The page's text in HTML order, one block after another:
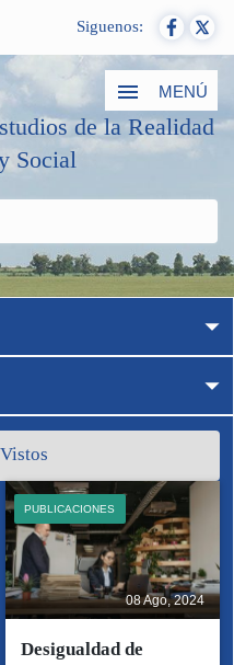
Siguenos:
MENÚ
de la Realidad
Social
08 Ago, 2024
PUBLICACIONES
Desigualdad de